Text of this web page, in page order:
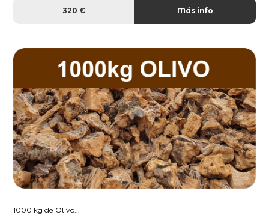
320 € Más info
1000 kg de Olivo...